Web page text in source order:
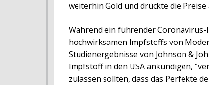
weiterhin Gold und drückte die Preise
Während ein führender
hochwirksamen Impfstoffs von
Studienergebnisse von Johnson &
Impfstoff in den USA ankündigen,
zulassen sollten, dass das Perfekte